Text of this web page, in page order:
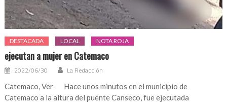
DESTACADA LOCAL NOTA ROJA
ejecutan a mujer en Catemaco
2022/06/30 La Redacción
Catemaco, Ver- Hace unos minutos en el municipio de
Catemaco a la altura del puente Canseco, fue ejecutada